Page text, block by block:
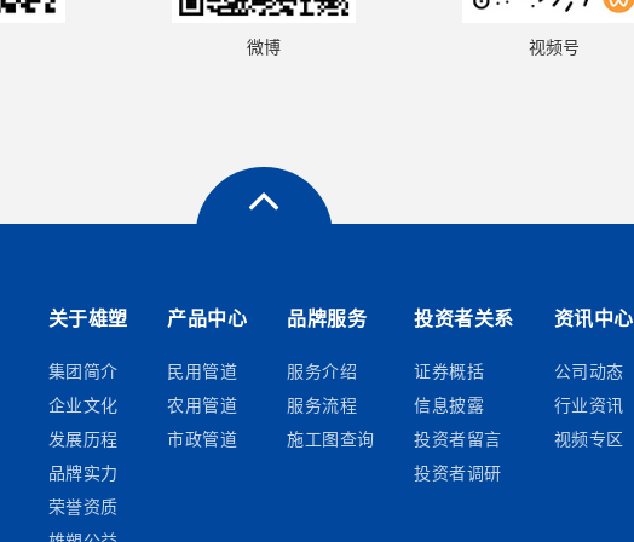
微博 视频号
关于雄塑
集团简介
企业文化
发展历程
品牌实力
荣誉资质
产品中心
民用管道
农用管道
市政管道
品牌服务
服务介绍
服务流程
施工图查询
投资者关系
证券概括
信息披露
投资者留言
投资者调研
资讯中心
公司动态
行业资讯
视频专区